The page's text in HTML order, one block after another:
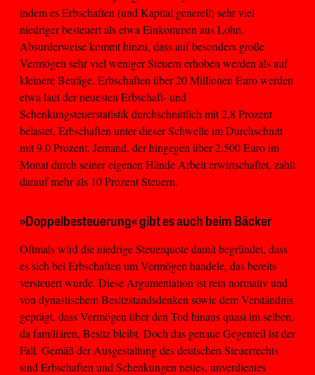
indem es Erbschaften (und Kapital generell) sehr viel
niedriger besteuert als etwa Einkommen aus Lohn.
Absurderweise kommt hinzu, dass auf besonders große
Vermögen sehr viel weniger Steuern erhoben werden als auf
kleinere Beträge. Erbschaften über 20 Millionen Euro werden
etwa laut der neuesten Erbschaft- und
Schenkungsteuerstatistik durchschnittlich mit 2,8 Prozent
belastet, Erbschaften unter dieser Schwelle im Durchschnitt
mit 9,0 Prozent. Jemand, der hingegen über 2.500 Euro im
Monat durch seiner eigenen Hände Arbeit erwirtschaftet, zahlt
darauf mehr als 10 Prozent Steuern.
»Doppelbesteuerung« gibt es auch beim Bäcker
Oftmals wird die niedrige Steuerquote damit begründet, dass
es sich bei Erbschaften um Vermögen handele, das bereits
versteuert wurde. Diese Argumentation ist rein normativ und
von dynastischem Besitzstandsdenken sowie dem Verständnis
geprägt, dass Vermögen über den Tod hinaus quasi im selben,
da familiären, Besitz bleibt. Doch das genaue Gegenteil ist der
Fall. Gemäß der Ausgestaltung des deutschen Steuerrechts
sind Erbschaften und Schenkungen neues, unverdientes